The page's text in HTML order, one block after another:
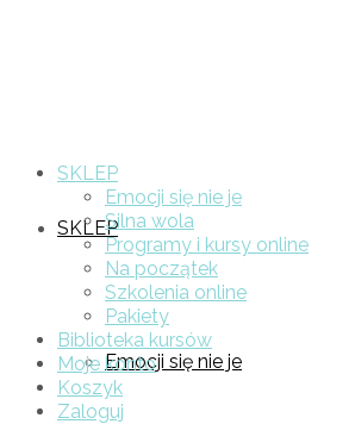
SKLEP
Emocji się nie je
SKLEP
Emocji się nie je
Silna wola
Programy i kursy online
Na początek
Szkolenia online
Pakiety
Biblioteka kursów
Moje konto
Koszyk
Zaloguj